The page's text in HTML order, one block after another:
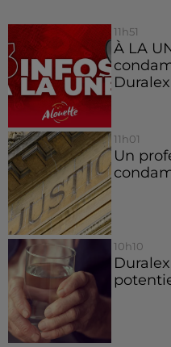
11h51
À LA
11h01
Un
10h10